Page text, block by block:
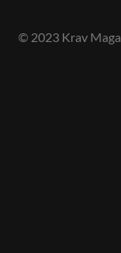
© 2023 Krav